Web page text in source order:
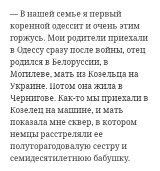
— В нашей семье я первый
коренной одессит и очень этим
горжусь. Мои родители приехали
в Одессу сразу после войны, отец
родился в Белоруссии, в
Могилеве, мать из Козельца на
Украине. Потом она жила в
Чернигове. Как-то мы приехали в
Козелец на машине, и мать
показала мне сквер, в котором
немцы расстреляли ее
полуторагодовалую сестру и
семидесятилетнюю бабушку.